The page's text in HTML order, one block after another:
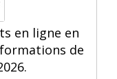
en ligne en
de